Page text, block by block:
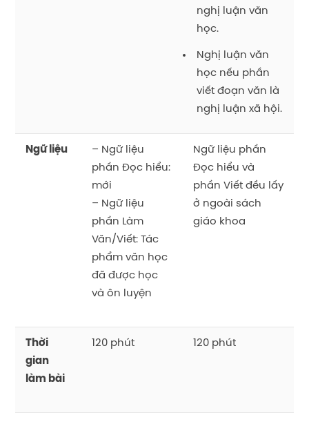
nghị luận văn
học.
Nghị luận văn
học nếu phần
viết đoạn văn là
nghị luận xã hội.
Ngữ liệu
– Ngữ liệu
phần Đọc hiểu:
mới
– Ngữ liệu
phần Làm
Văn/Viết: Tác
phẩm văn học
đã được học
và ôn luyện
Ngữ liệu phần
Đọc hiểu và
phần Viết đều lấy
ở ngoài sách
giáo khoa
Thời
gian
làm bài
120 phút 120 phút